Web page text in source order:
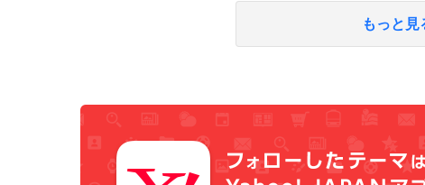
もっと見